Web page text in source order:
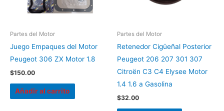
Partes del Motor
Juego Empaques del Motor
Peugeot 306 ZX Motor 1.8
$150.00
Añadir al carrito
Partes del Motor
Retenedor Cigüeñal Posterior
Peugeot 206 207 301 307
Citroën C3 C4 Elysee Motor
1.4 1.6 a Gasolina
$32.00